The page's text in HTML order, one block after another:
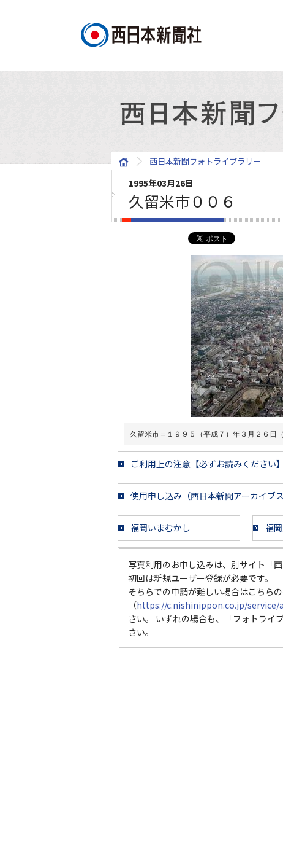
西日本新聞フォトライブラリー
1995年03月26日
久留米市００６
久留米市＝１９９５（平成７）年３月２６日
ご利用上の注意【必ずお読みください】
使用申し込み（西日本新聞アーカイブス
福岡いまむかし 福
写真利用のお申し込みは、別サイト「
初回は新規ユーザー登録が必要です。
そちらでの申請が難しい場合はこちら
（https://c.nishinippon.co.jp/service/
さい。 いずれの場合も、「フォトライ
さい。